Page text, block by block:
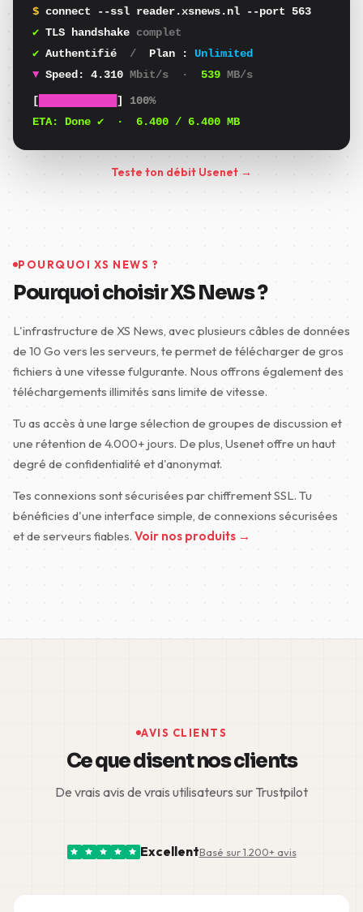
$ connect --ssl reader.xsnews.nl --port 563
✔ TLS handshake complet
✔ Authentifié / Plan : Unlimited
▼ Speed: 4.107 Mbit/s · 513 MB/s
[
] 100%
ETA: Done ✔ · 6.400 / 6.400 MB
Teste ton débit Usenet →
POURQUOI XS NEWS ?
Pourquoi choisir XS News ?
L'infrastructure de XS News, avec plusieurs câbles de données
de 10 Go vers les serveurs, te permet de télécharger de gros
fichiers à une vitesse fulgurante. Nous offrons également des
téléchargements illimités sans limite de vitesse.
Tu as accès à une large sélection de groupes de discussion et
une rétention de 4.000+ jours. De plus, Usenet offre un haut
degré de confidentialité et d'anonymat.
Tes connexions sont sécurisées par chiffrement SSL. Tu
bénéficies d'une interface simple, de connexions sécurisées
et de serveurs fiables. Voir nos produits →
AVIS CLIENTS
Ce que disent nos clients
De vrais avis de vrais utilisateurs sur Trustpilot
ExcellentBasé sur 1.200+ avis